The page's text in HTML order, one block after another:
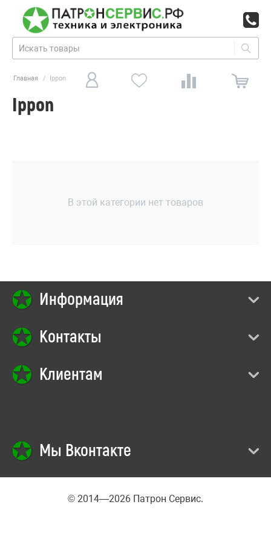
Главная / Ippon
Ippon
В этой категории нет товаров
Информация
Контакты
Клиентам
Мы Вконтакте
© 2014—2026 Патрон Сервис.